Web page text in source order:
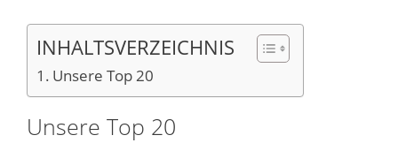
INHALTSVERZEICHNIS
Unsere Top 20
Unsere Top 20